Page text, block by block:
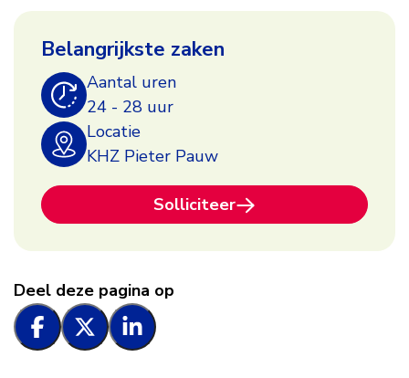
Verpleegkundige
Kortdurende
Herstelzorg
Wageningen
Deel deze pagina op
Belangrijkste zaken
Aantal uren
24 - 28 uur
Locatie
KHZ Pieter Pauw
Solliciteer